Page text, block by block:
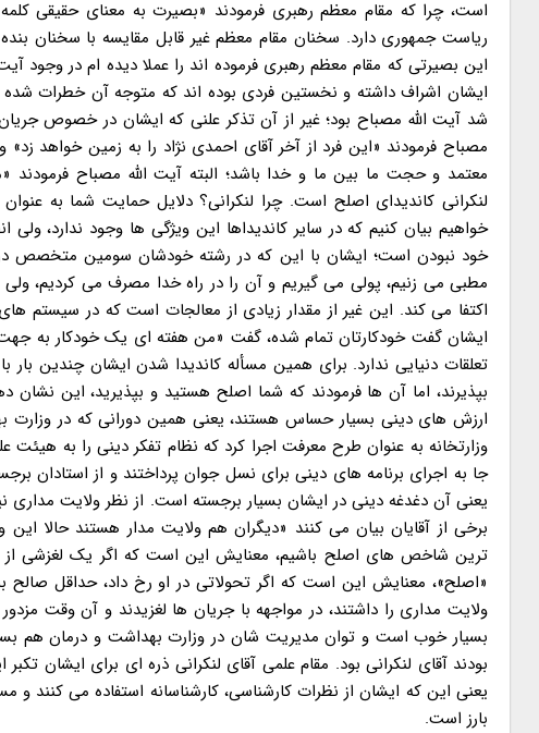
است، چرا که مقام معظم رهبری فرمودند «بصیرت به معنای حقیقی
این بصیرتی که مقام معظم رهبری فرموده اند را عملا دیده ام در وجود
ایشان اشراف داشته و نخستین فردی بوده اند که متوجه آن خطرات
شد آیت الله مصباح بود؛ غیر از آن تذکر علنی که ایشان در خصوص
مصباح فرمودند «این فرد از آخر آقای احمدی نژاد را به زمین خواهد
معتمد و حجت ما بین ما و خدا باشد؛ البته آیت الله مصباح فرمودند
لنکرانی کاندیدای اصلح است. چرا لنکرانی؟ دلایل حمایت شما به
خواهیم بیان کنیم که در سایر کاندیداها این ویژگی ها وجود ندارد،
خود نبودن است؛ ایشان با این که در رشته خودشان سومین متخصص در
مطبی می زنیم، پولی می گیریم و آن را در راه خدا مصرف می کردیم،
اکتفا می کند. این غیر از مقدار زیادی از معالجات است که در سیستم
ایشان گفت خودکارتان تمام شده، گفت «من هفته ای یک خودکار به
تعلقات دنیایی ندارد. برای همین مسأله کاندیدا شدن ایشان چندین
بپذیرند، اما آن ها فرمودند که شما اصلح هستید و بپذیرید، این نشان
ارزش های دینی بسیار حساس هستند، یعنی همین دورانی که در وزارت
وزارتخانه به عنوان طرح معرفت اجرا کرد که نظام تفکر دینی را به
جا به اجرای برنامه های دینی برای نسل جوان پرداختند و از استادان
یعنی آن دغدغه دینی در ایشان بسیار برجسته است. از نظر ولایت مداری
برخی از آقایان بیان می کنند «دیگران هم ولایت مدار هستند حالا
ترین شاخص های اصلح باشیم، معنایش این است که اگر یک لغزشی از
«اصلح»، معنایش این است که اگر تحولاتی در او رخ داد، حداقل
ولایت مداری را داشتند، در مواجهه با جریان ها لغزیدند و آن وقت
بسیار خوب است و توان مدیریت شان در وزارت بهداشت و درمان هم
بودند آقای لنکرانی بود. مقام علمی آقای لنکرانی ذره ای برای ایشان
یعنی این که ایشان از نظرات کارشناسی، کارشناسانه استفاده می کنند و
بارز است.